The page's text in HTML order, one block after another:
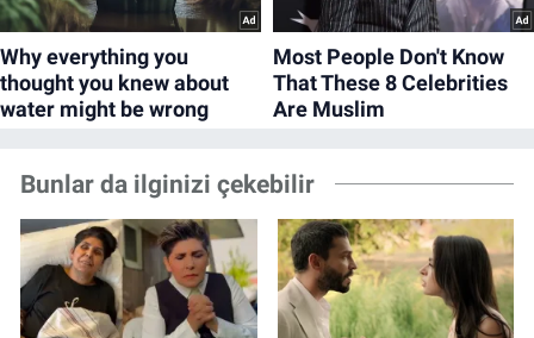
Bunlar da ilginizi çekebilir